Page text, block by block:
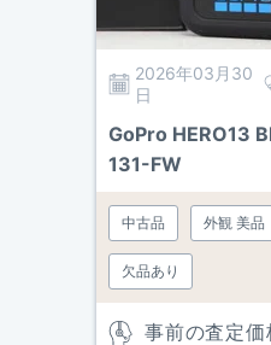
2026年03月30
日
GoPro HERO13
131-FW
中古品 外観 美品
欠品あり
事前の査定価